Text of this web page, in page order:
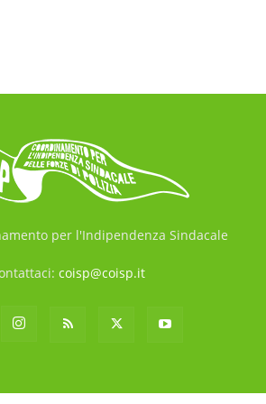
per l'Indipendenza Sindacale
coisp@coisp.it